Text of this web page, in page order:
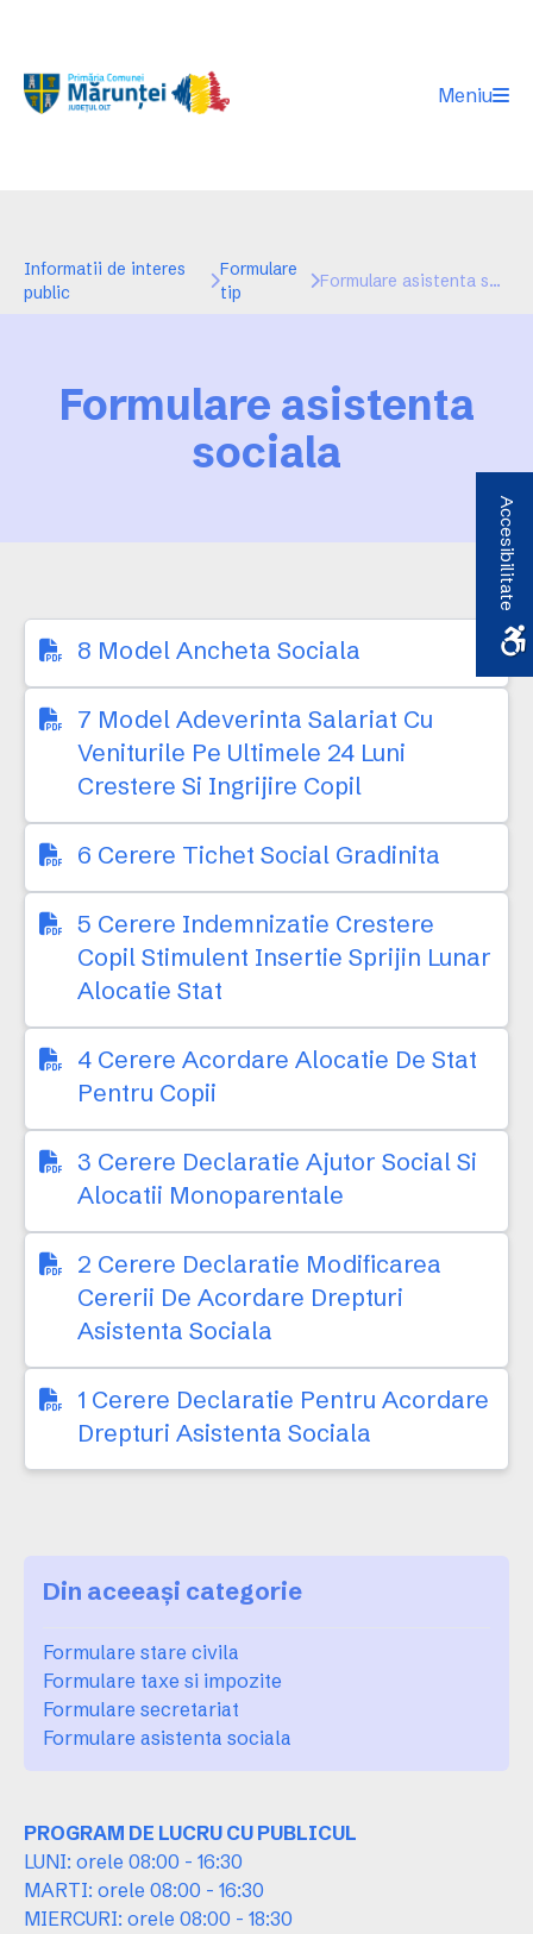
Meniu
Informatii de interes
public
Formulare
tip
Formulare asistenta sociala
Formulare asistenta
sociala
8 Model Ancheta Sociala
7 Model Adeverinta Salariat Cu
Veniturile Pe Ultimele 24 Luni
Crestere Si Ingrijire Copil
6 Cerere Tichet Social Gradinita
5 Cerere Indemnizatie Crestere
Copil Stimulent Insertie Sprijin Lunar
Alocatie Stat
4 Cerere Acordare Alocatie De Stat
Pentru Copii
3 Cerere Declaratie Ajutor Social Si
Alocatii Monoparentale
2 Cerere Declaratie Modificarea
Cererii De Acordare Drepturi
Asistenta Sociala
1 Cerere Declaratie Pentru Acordare
Drepturi Asistenta Sociala
Din aceeași categorie
Formulare stare civila
Formulare taxe si impozite
Formulare secretariat
Formulare asistenta sociala
PROGRAM DE LUCRU CU PUBLICUL
LUNI: orele 08:00 - 16:30
MARTI: orele 08:00 - 16:30
MIERCURI: orele 08:00 - 18:30
Accesibilitate